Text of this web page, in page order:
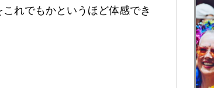
れでもかというほど体感でき